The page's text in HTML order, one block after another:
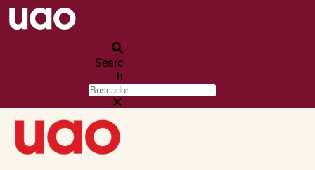
Searc
h